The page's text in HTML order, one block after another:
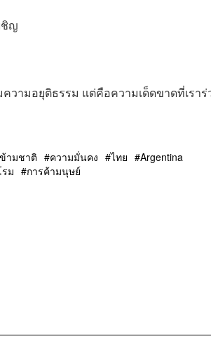
ชิญ
วามอยุติธรรม แต่คือความเด็ดขาดที่เราร่
ามชาติ ความมั่นคง ไทย
Argentina
ม
การค้ามนุษย์